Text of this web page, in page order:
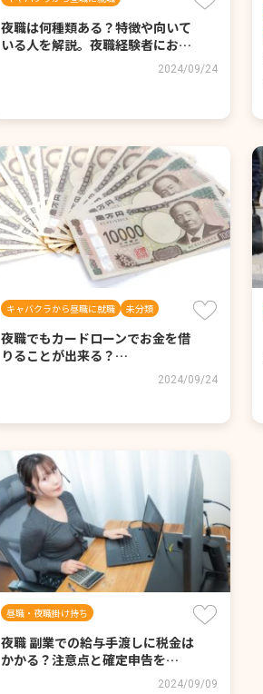
夜職は何種類ある？特徴や向いて
いる人を解説。夜職経験者にお…
2024/09/24
キャバクラから昼職に就職 未分類
夜職でもカードローンでお金を借
りることが出来る？…
2024/09/24
昼職・夜職掛け持ち
夜職 副業での給与手渡しに税金は
かかる？注意点と確定申告を…
2024/09/09